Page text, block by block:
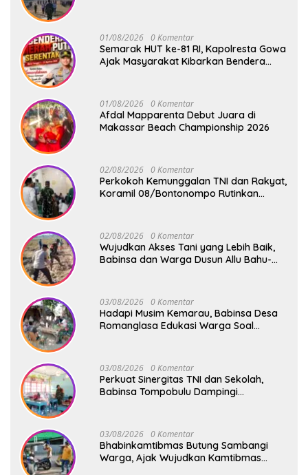
01/08/2026 0 Komentar
Semarak HUT ke-81 RI, Kapolresta Gowa
Ajak Masyarakat Kibarkan Bendera
01/08/2026 0 Komentar
Afdal Mapparenta Debut Juara di
Makassar Beach Championship 2026
02/08/2026 0 Komentar
Perkokoh Kemunggalan TNI dan Rakyat,
Koramil 08/Bontonompo Rutinkan
02/08/2026 0 Komentar
Wujudkan Akses Tani yang Lebih Baik,
Babinsa dan Warga Dusun Allu Bahu-
03/08/2026 0 Komentar
Hadapi Musim Kemarau, Babinsa Desa
Romanglasa Edukasi Warga Soal
03/08/2026 0 Komentar
Perkuat Sinergitas TNI dan Sekolah,
Babinsa Tompobulu Dampingi
03/08/2026 0 Komentar
Bhabinkamtibmas Butung Sambangi
Warga, Ajak Wujudkan Kamtibmas